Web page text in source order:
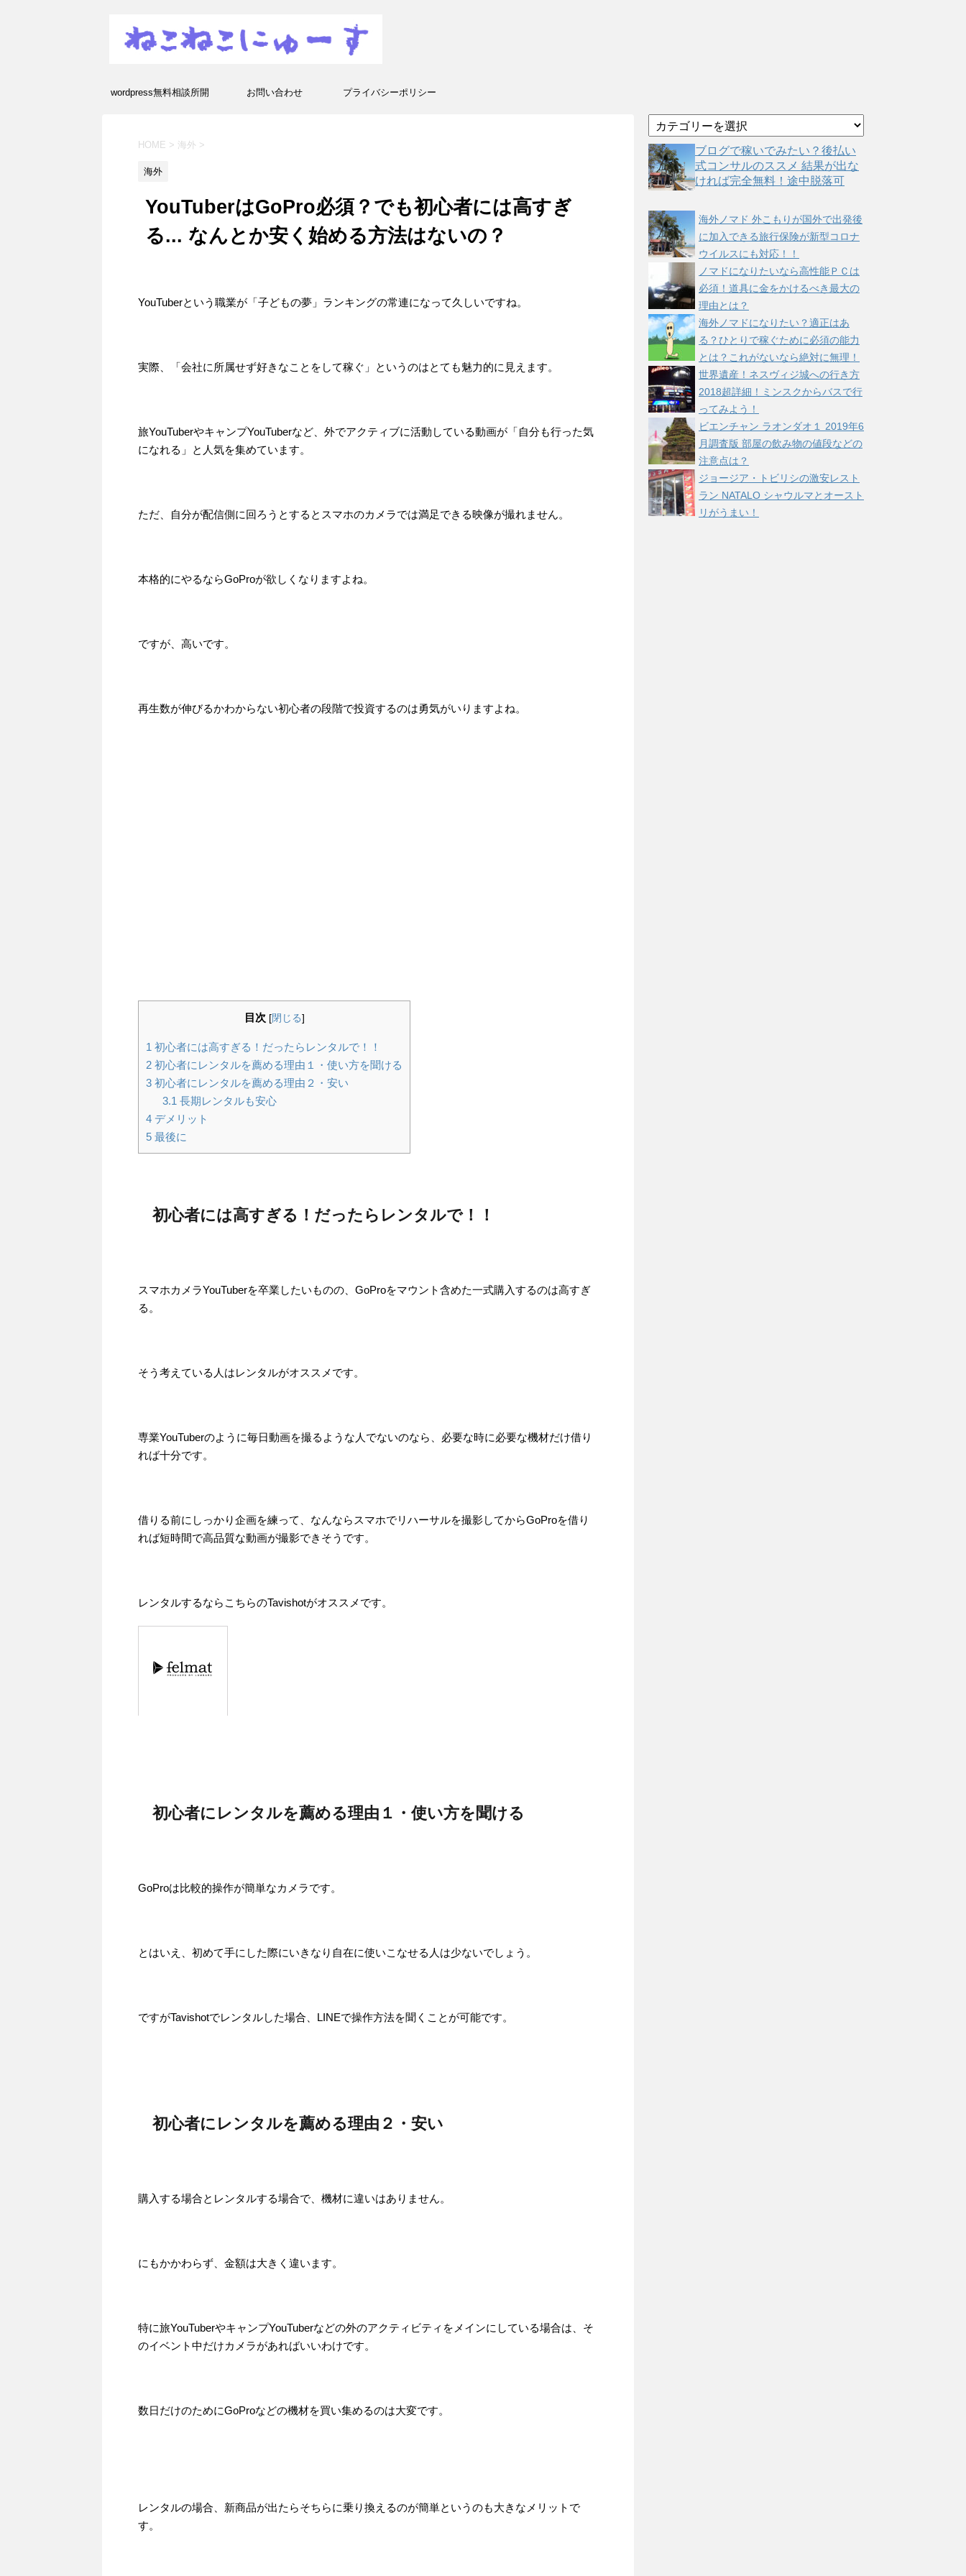
wordpress無料相談所開
ます！
お問い合わせ プライバシーポリシー
HOME > 海外 >
海外
YouTuberはGoPro必須？でも初心者には高すぎ
る... なんとか安く始める方法はないの？
YouTuberという職業が「子どもの夢」ランキングの常連になって久しいですね。
実際、「会社に所属せず好きなことをして稼ぐ」というのはとても魅力的に見えます。
旅YouTuberやキャンプYouTuberなど、外でアクティブに活動している動画が「自分も行った気
になれる」と人気を集めています。
ただ、自分が配信側に回ろうとするとスマホのカメラでは満足できる映像が撮れません。
本格的にやるならGoProが欲しくなりますよね。
ですが、高いです。
再生数が伸びるかわからない初心者の段階で投資するのは勇気がいりますよね。
目次 [閉じる]
1 初心者には高すぎる！だったらレンタルで！！
2 初心者にレンタルを薦める理由１・使い方を聞ける
3 初心者にレンタルを薦める理由２・安い
3.1 長期レンタルも安心
4 デメリット
5 最後に
初心者には高すぎる！だったらレンタルで！！
スマホカメラYouTuberを卒業したいものの、GoProをマウント含めた一式購入するのは高すぎ
る。
そう考えている人はレンタルがオススメです。
専業YouTuberのように毎日動画を撮るような人でないのなら、必要な時に必要な機材だけ借り
れば十分です。
借りる前にしっかり企画を練って、なんならスマホでリハーサルを撮影してからGoProを借り
れば短時間で高品質な動画が撮影できそうです。
レンタルするならこちらのTavishotがオススメです。
初心者にレンタルを薦める理由１・使い方を聞ける
GoProは比較的操作が簡単なカメラです。
とはいえ、初めて手にした際にいきなり自在に使いこなせる人は少ないでしょう。
ですがTavishotでレンタルした場合、LINEで操作方法を聞くことが可能です。
初心者にレンタルを薦める理由２・安い
購入する場合とレンタルする場合で、機材に違いはありません。
にもかかわらず、金額は大きく違います。
特に旅YouTuberやキャンプYouTuberなどの外のアクティビティをメインにしている場合は、そ
のイベント中だけカメラがあればいいわけです。
数日だけのためにGoProなどの機材を買い集めるのは大変です。
レンタルの場合、新商品が出たらそちらに乗り換えるのが簡単というのも大きなメリットで
す。
テ
ゴ
リ
ー
ブログで稼いでみたい？後払い
式コンサルのススメ 結果が出な
ければ完全無料！途中脱落可
海外ノマド 外こもりが国外で出発後
に加入できる旅行保険が新型コロナ
ウイルスにも対応！！
ノマドになりたいなら高性能ＰＣは
必須！道具に金をかけるべき最大の
理由とは？
海外ノマドになりたい？適正はあ
る？ひとりで稼ぐために必須の能力
とは？これがないなら絶対に無理！
世界遺産！ネスヴィジ城への行き方
2018超詳細！ミンスクからバスで行
ってみよう！
ビエンチャン ラオンダオ１ 2019年6
月調査版 部屋の飲み物の値段などの
注意点は？
ジョージア・トビリシの激安レスト
ラン NATALO シャウルマとオースト
リがうまい！